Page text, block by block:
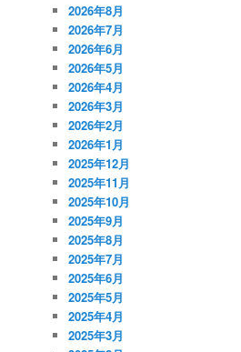
2026年8月
2026年7月
2026年6月
2026年5月
2026年4月
2026年3月
2026年2月
2026年1月
2025年12月
2025年11月
2025年10月
2025年9月
2025年8月
2025年7月
2025年6月
2025年5月
2025年4月
2025年3月